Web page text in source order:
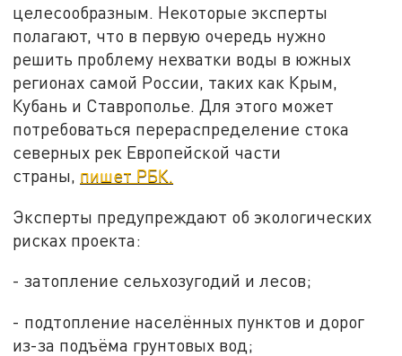
целесообразным. Некоторые эксперты
полагают, что в первую очередь нужно
решить проблему нехватки воды в южных
регионах самой России, таких как Крым,
Кубань и Ставрополье. Для этого может
потребоваться перераспределение стока
северных рек Европейской части
страны, пишет РБК.
Эксперты предупреждают об экологических
рисках проекта:
- затопление сельхозугодий и лесов;
- подтопление населённых пунктов и дорог
из-за подъёма грунтовых вод;